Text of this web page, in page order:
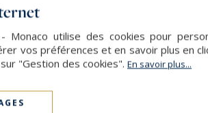
Monaco utilise des cookies pour
vos préférences et en savoir plus en
"Gestion des cookies". En savoir plus...